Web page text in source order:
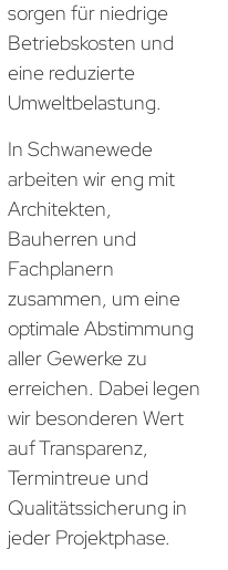
sorgen für niedrige
Betriebskosten und
eine reduzierte
Umweltbelastung.
In Schwanewede
arbeiten wir eng mit
Architekten,
Bauherren und
Fachplanern
zusammen, um eine
optimale Abstimmung
aller Gewerke zu
erreichen. Dabei legen
wir besonderen Wert
auf Transparenz,
Termintreue und
Qualitätssicherung in
jeder Projektphase.